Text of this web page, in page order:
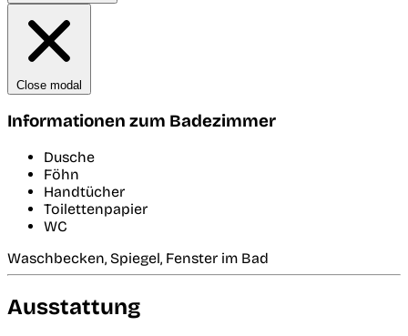
Close modal
Informationen zum Badezimmer
Dusche
Föhn
Handtücher
Toilettenpapier
WC
Waschbecken, Spiegel, Fenster im Bad
Ausstattung